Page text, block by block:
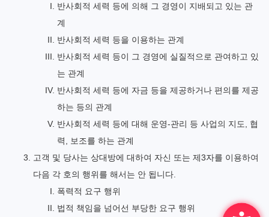
반사회적 세력 등에 의해 그 경영이 지배되고 있는 관
계
반사회적 세력 등을 이용하는 관계
반사회적 세력 등이 그 경영에 실질적으로 관여하고 있
는 관계
반사회적 세력 등에 자금 등을 제공하거나 편의를 제공
하는 등의 관계
반사회적 세력 등에 대해 운영-관리 등 사업의 지도, 협
력, 보조를 하는 관계
고객 및 당사는 상대방에 대하여 자신 또는 제3자를 이용하여
다음 각 호의 행위를 해서는 안 됩니다.
폭력적 요구 행위
법적 책임을 넘어선 부당한 요구 행위